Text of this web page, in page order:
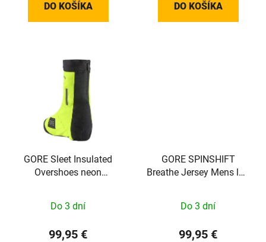
DO KOŠÍKA DO KOŠÍKA
GORE Sleet Insulated
Overshoes neon
Do 3 dní
99,95 €
GORE SPINSHIFT
Breathe Jersey Mens lab
Do 3 dní
99,95 €